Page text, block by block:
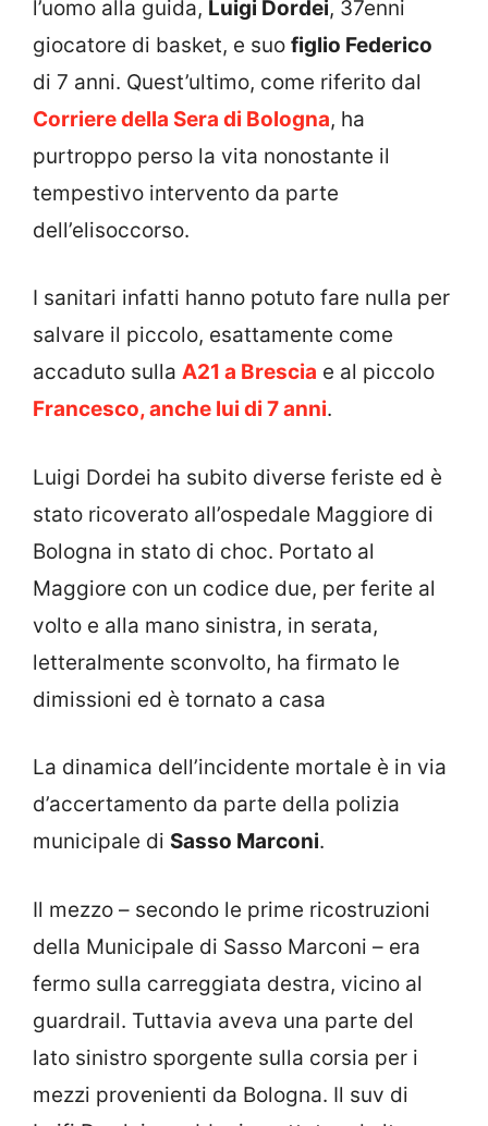
l’uomo alla guida, Luigi Dordei, 37enni
giocatore di basket, e suo figlio Federico
di 7 anni. Quest’ultimo, come riferito dal
Corriere della Sera di Bologna, ha
purtroppo perso la vita nonostante il
tempestivo intervento da parte
dell’elisoccorso.
I sanitari infatti hanno potuto fare nulla per
salvare il piccolo, esattamente come
accaduto sulla A21 a Brescia e al piccolo
Francesco, anche lui di 7 anni.
Luigi Dordei ha subito diverse feriste ed è
stato ricoverato all’ospedale Maggiore di
Bologna in stato di choc. Portato al
Maggiore con un codice due, per ferite al
volto e alla mano sinistra, in serata,
letteralmente sconvolto, ha firmato le
dimissioni ed è tornato a casa
La dinamica dell’incidente mortale è in via
d’accertamento da parte della polizia
municipale di Sasso Marconi.
Il mezzo – secondo le prime ricostruzioni
della Municipale di Sasso Marconi – era
fermo sulla carreggiata destra, vicino al
guardrail. Tuttavia aveva una parte del
lato sinistro sporgente sulla corsia per i
mezzi provenienti da Bologna. Il suv di